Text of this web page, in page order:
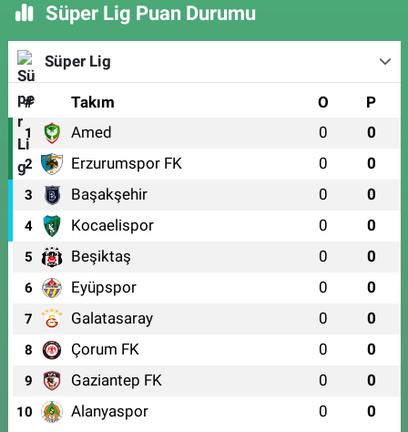
Süper Lig Puan Durumu
Süper Lig
# Takım O P
1 Amed 0 0
2 Erzurumspor FK 0 0
3 Başakşehir 0 0
4 Kocaelispor 0 0
5 Beşiktaş 0 0
6 Eyüpspor 0 0
7 Galatasaray 0 0
8 Çorum FK 0 0
9 Gaziantep FK 0 0
10 Alanyaspor 0 0